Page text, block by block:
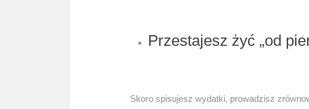
Przestajesz żyć „od
Skoro spisujesz wydatki, prowadzisz